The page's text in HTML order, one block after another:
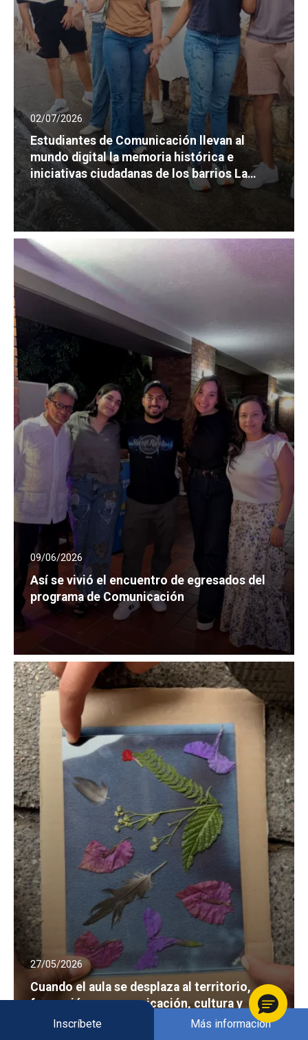
Inscríbete Más información
02/07/2026
Estudiantes de Comunicación llevan al
mundo digital la memoria histórica e
iniciativas ciudadanas de los barrios La
Merced y Santa Rosa
09/06/2026
Así se vivió el encuentro de egresados del
programa de Comunicación
27/05/2026
Cuando el aula se desplaza al territorio,
formación en comunicación, cultura y
sociedad